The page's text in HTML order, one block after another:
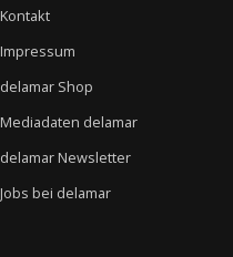
Kontakt
Impressum
delamar Shop
Mediadaten delamar
delamar Newsletter
Jobs bei delamar